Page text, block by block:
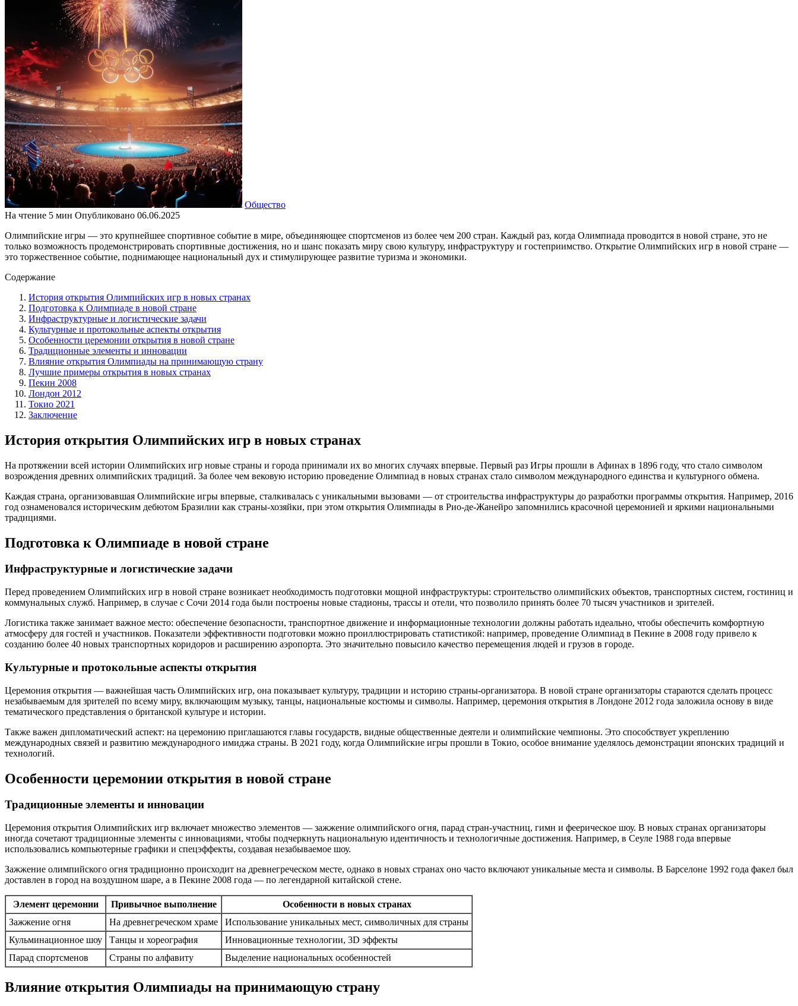
Общество
На чтение 5 мин Опубликовано 06.06.2025
Олимпийские игры — это крупнейшее спортивное событие в мире, объединяющее спортсменов из более чем 200 стран. Каждый раз, когда Олимпиада проводится в новой стране, это не
только возможность продемонстрировать спортивные достижения, но и шанс показать миру свою культуру, инфраструктуру и гостеприимство. Открытие Олимпийских игр в новой стране —
это торжественное событие, поднимающее национальный дух и стимулирующее развитие туризма и экономики.
Содержание
История открытия Олимпийских игр в новых странах
Подготовка к Олимпиаде в новой стране
Инфраструктурные и логистические задачи
Культурные и протокольные аспекты открытия
Особенности церемонии открытия в новой стране
Традиционные элементы и инновации
Влияние открытия Олимпиады на принимающую страну
Лучшие примеры открытия в новых странах
Пекин 2008
Лондон 2012
Токио 2021
Заключение
История открытия Олимпийских игр в новых странах
На протяжении всей истории Олимпийских игр новые страны и города принимали их во многих случаях впервые. Первый раз Игры прошли в Афинах в 1896 году, что стало символом
возрождения древних олимпийских традиций. За более чем вековую историю проведение Олимпиад в новых странах стало символом международного единства и культурного обмена.
Каждая страна, организовавшая Олимпийские игры впервые, сталкивалась с уникальными вызовами — от строительства инфраструктуры до разработки программы открытия. Например, 2016
год ознаменовался историческим дебютом Бразилии как страны-хозяйки, при этом открытия Олимпиады в Рио-де-Жанейро запомнились красочной церемонией и яркими национальными
традициями.
Подготовка к Олимпиаде в новой стране
Инфраструктурные и логистические задачи
Перед проведением Олимпийских игр в новой стране возникает необходимость подготовки мощной инфраструктуры: строительство олимпийских объектов, транспортных систем, гостиниц и
коммунальных служб. Например, в случае с Сочи 2014 года были построены новые стадионы, трассы и отели, что позволило принять более 70 тысяч участников и зрителей.
Логистика также занимает важное место: обеспечение безопасности, транспортное движение и информационные технологии должны работать идеально, чтобы обеспечить комфортную
атмосферу для гостей и участников. Показатели эффективности подготовки можно проиллюстрировать статистикой: например, проведение Олимпиад в Пекине в 2008 году привело к
созданию более 40 новых транспортных коридоров и расширению аэропорта. Это значительно повысило качество перемещения людей и грузов в городе.
Культурные и протокольные аспекты открытия
Церемония открытия — важнейшая часть Олимпийских игр, она показывает культуру, традиции и историю страны-организатора. В новой стране организаторы стараются сделать процесс
незабываемым для зрителей по всему миру, включающим музыку, танцы, национальные костюмы и символы. Например, церемония открытия в Лондоне 2012 года заложила основу в виде
тематического представления о британской культуре и истории.
Также важен дипломатический аспект: на церемонию приглашаются главы государств, видные общественные деятели и олимпийские чемпионы. Это способствует укреплению
международных связей и развитию международного имиджа страны. В 2021 году, когда Олимпийские игры прошли в Токио, особое внимание уделялось демонстрации японских традиций и
технологий.
Особенности церемонии открытия в новой стране
Традиционные элементы и инновации
Церемония открытия Олимпийских игр включает множество элементов — зажжение олимпийского огня, парад стран-участниц, гимн и феерическое шоу. В новых странах организаторы
иногда сочетают традиционные элементы с инновациями, чтобы подчеркнуть национальную идентичность и технологичные достижения. Например, в Сеуле 1988 года впервые
использовались компьютерные графики и спецэффекты, создавая незабываемое шоу.
Зажжение олимпийского огня традиционно происходит на древнегреческом месте, однако в новых странах оно часто включают уникальные места и символы. В Барселоне 1992 года факел был
доставлен в город на воздушном шаре, а в Пекине 2008 года — по легендарной китайской стене.
Элемент церемонии Привычное выполнение
Особенности в новых странах
Зажжение огня
На древнегреческом храме
Использование уникальных мест, символичных для страны
Кульминационное шоу
Танцы и хореография
Инновационные технологии, 3D эффекты
Парад спортсменов
Страны по алфавиту Выделение национальных особенностей
Влияние открытия Олимпиады на принимающую страну